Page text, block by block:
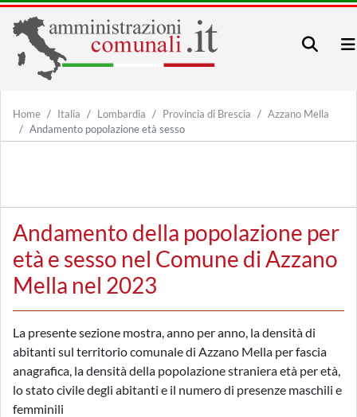
Home Italia Lombardia Provincia di Brescia
Azzano Mella
Andamento popolazione età sesso
Andamento della popolazione per
età e sesso nel Comune di Azzano
Mella nel 2023
La presente sezione mostra, anno per anno, la densità di
abitanti sul territorio comunale di Azzano Mella per fascia
anagrafica, la densità della popolazione straniera età per età,
lo stato civile degli abitanti e il numero di presenze maschili e
femminili